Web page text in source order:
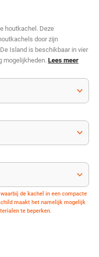
houtkachel. Deze
door zijn
Island is beschikbaar in vier
mogelijkheden. Lees meer
de kachel in een compacte
maakt het namelijk mogelijk
te beperken.